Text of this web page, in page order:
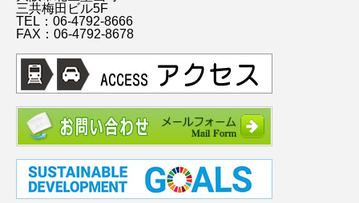
三共梅田ビル5F
TEL：06-4792-8666
FAX：06-4792-8678